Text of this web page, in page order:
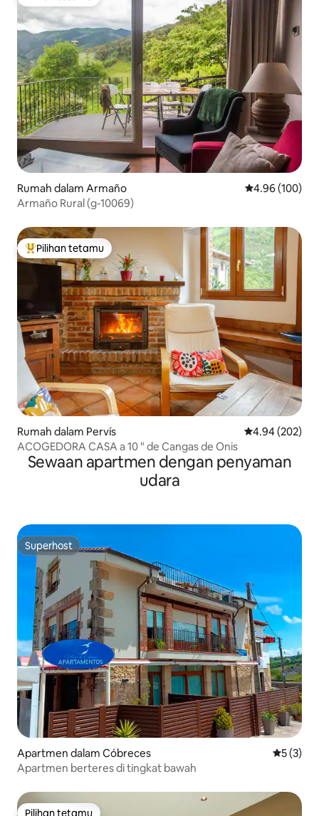
Rumah dalam Armaño Penarafan
4.96 (100)
Armaño Rural (g-10069)
Pilihan utama tetamu
Pilihan tetamu
Rumah dalam Pervís Penarafan
4.94 (202)
ACOGEDORA CASA a 10 " de Cangas de Onis
Sewaan apartmen dengan penyaman
udara
Superhost
Superhost
Apartmen dalam Cóbreces
5 (3)
Apartmen berteres di tingkat bawah
Pilihan tetamu